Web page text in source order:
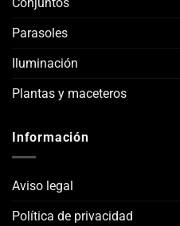
Parasoles
Iluminación
Plantas y maceteros
Información
Aviso legal
Política de privacidad